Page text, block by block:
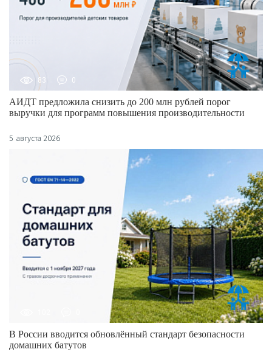
83 0
АИДТ предложила снизить до 200 млн рублей порог
выручки для программ повышения производительности
5 августа 2026
В России вводится обновлённый стандарт безопасности
домашних батутов